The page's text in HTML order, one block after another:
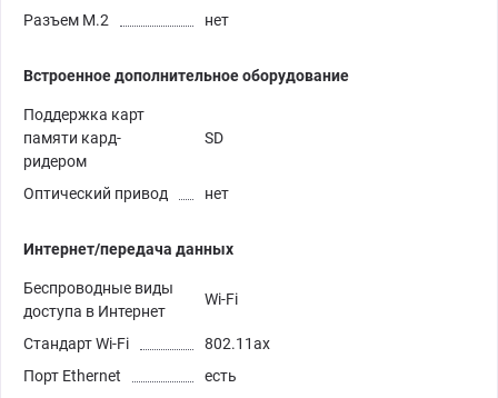
Разъем M.2 нет
Встроенное дополнительное оборудование
Поддержка карт
памяти кард-
ридером
SD
Оптический привод нет
Интернет/передача данных
Беспроводные виды
доступа в Интернет
Wi-Fi
Стандарт Wi-Fi
802.11ax
Порт Ethernet
есть